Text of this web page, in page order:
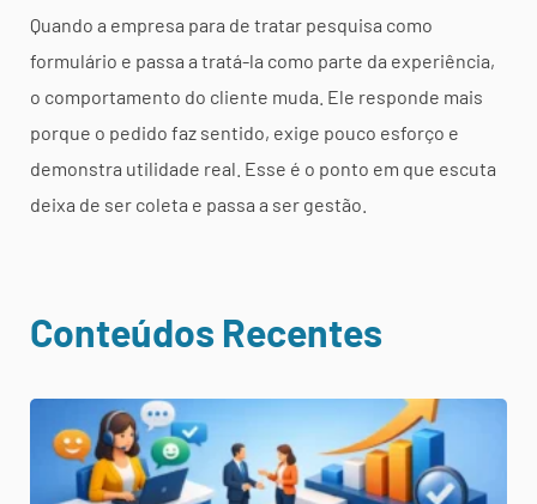
Quando a empresa para de tratar pesquisa como
formulário e passa a tratá-la como parte da experiência,
o comportamento do cliente muda. Ele responde mais
porque o pedido faz sentido, exige pouco esforço e
demonstra utilidade real. Esse é o ponto em que escuta
deixa de ser coleta e passa a ser gestão.
Conteúdos Recentes